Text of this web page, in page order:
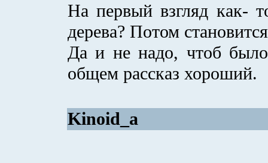
На первый взгляд как-
дерева? Потом
Да и не надо, чтоб было
общем рассказ хороший.
Kinoid_a